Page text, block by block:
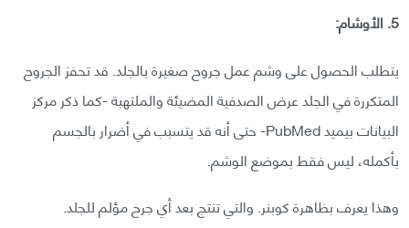
5. الأوشام:
يتطلب الحصول على وشم عمل جروح صغيرة بالجلد. قد تحفز الجروح
المتكررة في الجلد عرض الصدفية المضيئة والملتهبة -كما ذكر مركز
البيانات بيميد PubMed- حتى أنه قد يتسبب في أضرار بالجسم
بأكمله، ليس فقط بموضع الوشم.
وهذا يعرف بظاهرة كوبنر. والتي تنتج بعد أي جرح مؤلم للجلد.